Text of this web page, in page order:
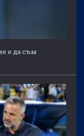
е да съм